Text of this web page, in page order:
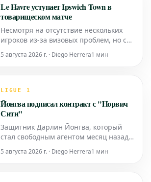
игрока, которые были в основном
соста
Le Havre уступает Ipswich Town в
товарищеском матче
Несмотря на отсутствие нескольких
игроков из-за визовых проблем, но с
игроков и новичков, команда Le Havre
бывший игрок "Лилля" Чуба Акпом.
5 августа 2026 г. · Diego Herrera1 мин
LIGUE 1
Йонгва подписал контракт с "Норвич
Сити"
Защитник Дарлин Йонгва, который
стал свободным агентом месяц назад
новый клуб. 25-летний игрок,
5 августа 2026 г. · Diego Herrera1 мин